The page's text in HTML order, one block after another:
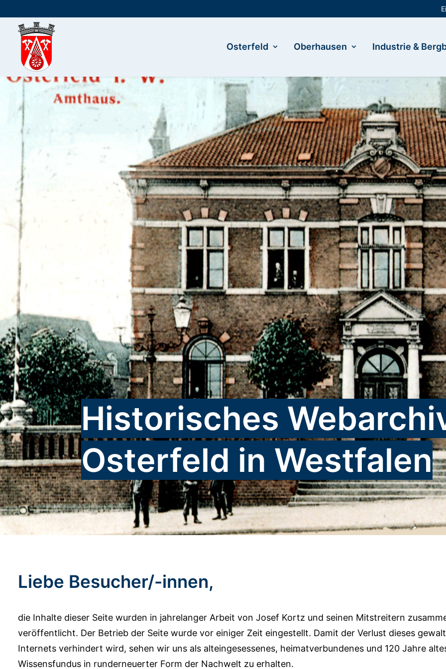
Osterfeld Oberhausen Industrie &
Historisches
Osterfeld in Westfalen
Liebe Besucher/-innen,
die Inhalte dieser Seite wurden in jahrelanger Arbeit von Josef Kortz und seinen Mitstreitern
veröffentlicht. Der Betrieb der Seite wurde vor einiger Zeit eingestellt. Damit der Verlust dieses
Internets verhindert wird, sehen wir uns als alteingesessenes, heimatverbundenes und 120 Jahre
Wissensfundus in runderneuerter Form der Nachwelt zu erhalten.